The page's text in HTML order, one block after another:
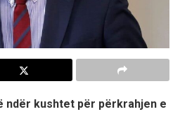
ndër kushtet për përkrahjen e